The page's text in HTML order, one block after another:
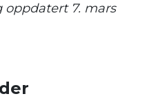
oppdatert 7. mars